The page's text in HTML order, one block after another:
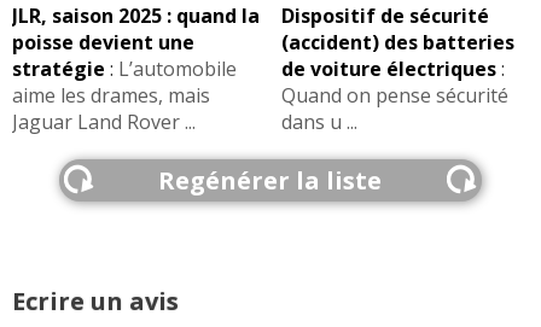
JLR, saison 2025 : quand la
poisse devient une
stratégie : L’automobile
aime les drames, mais
Jaguar Land Rover ...
Dispositif de sécurité
(accident) des batteries
de voiture électriques:
Quand on pense sécurité
dans u ...
Regénérer la liste
Ecrire un avis